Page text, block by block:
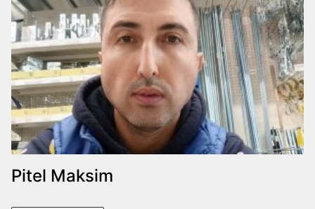
Pitel Maksim